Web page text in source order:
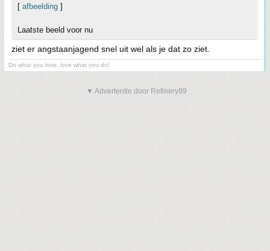
[ afbeelding ]
Laatste beeld voor nu
ziet er angstaanjagend snel uit wel als je dat zo ziet.
Do what you love, love what you do!
▼ Advertentie door Refinery89